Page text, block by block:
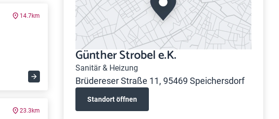
14.7km
23.3km
Günther Strobel e.K.
Sanitär & Heizung
Brüdereser Straße 11, 95469 Speichersdorf
Standort öffnen